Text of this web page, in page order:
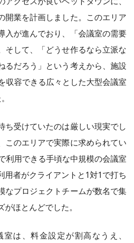
開業を計画しました。このエリア
入が進んでおり、「会議室の需要
そして、「どうせ作るなら立派な
るだろう」という考えから、施設
収容できる広々とした大型会議室
ち受けていたのは厳しい現実でし
このエリアで実際に求められてい
利用できる手頃な中規模の会議室
用者がクライアントと1対1で打ち
なプロジェクトチームが数名で集
ほとんどでした。
は、料金設定が割高なうえ、